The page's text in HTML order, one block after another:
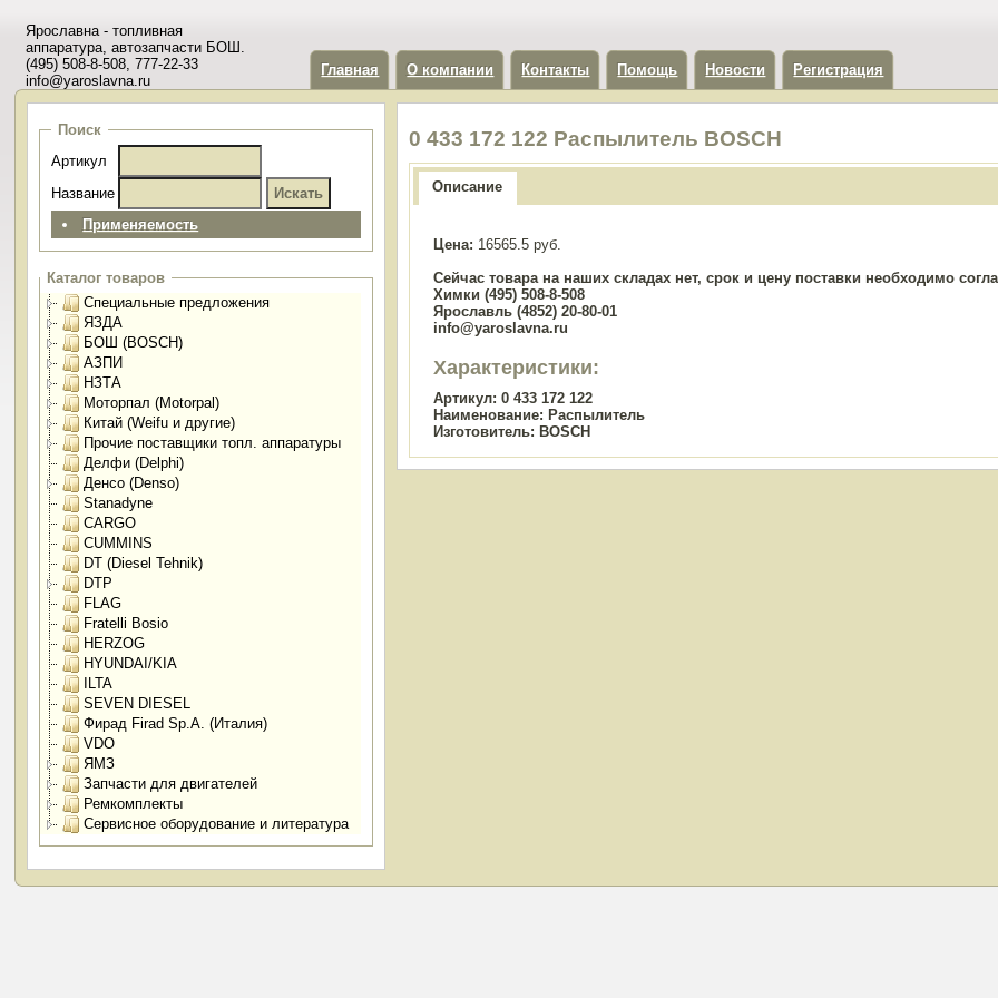
Ярославна - топливная
аппаратура, автозапчасти БОШ.
(495) 508-8-508, 777-22-33
info@yaroslavna.ru
Главная О компании Контакты Помощь Новости Регистрация
Поиск
Артикул
Название
Применяемость
Каталог товаров
Специальные предложения
ЯЗДА
БОШ (BOSCH)
АЗПИ
НЗТА
Моторпал (Motorpal)
Китай (Weifu и другие)
Прочие поставщики топл. аппаратуры
Делфи (Delphi)
Денсо (Denso)
Stanadyne
CARGO
CUMMINS
DT (Diesel Tehnik)
DTP
FLAG
Fratelli Bosio
HERZOG
HYUNDAI/KIA
ILTA
SEVEN DIESEL
Фирад Firad Sp.A. (Италия)
VDO
ЯМЗ
Запчасти для двигателей
Ремкомплекты
Сервисное оборудование и литература
0 433 172 122 Распылитель BOSCH
Описание
Цена: 16565.5 руб.
Сейчас товара на наших складах нет, срок и цену поставки необходимо
Химки (495) 508-8-508
Ярославль (4852) 20-80-01
info@yaroslavna.ru
Характеристики:
Артикул: 0 433 172 122
Наименование: Распылитель
Изготовитель: BOSCH